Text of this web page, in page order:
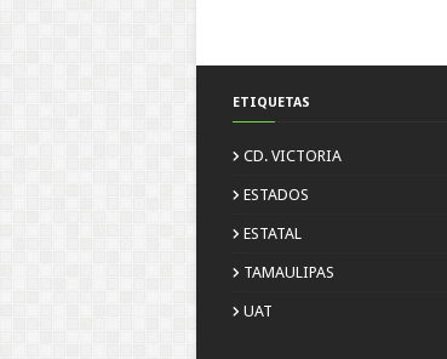
ETIQUETAS
CD. VICTORIA
ESTADOS
ESTATAL
TAMAULIPAS
UAT